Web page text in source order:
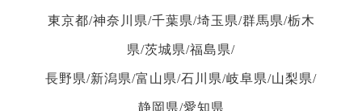
東京都/神奈川県/千葉県/埼玉県/群馬県/栃木
県/茨城県/福島県/
長野県/新潟県/富山県/石川県/岐阜県/山梨県/
静岡県/愛知県